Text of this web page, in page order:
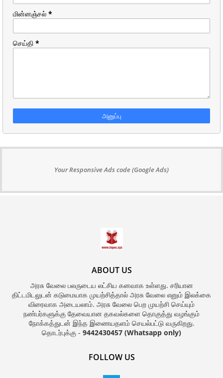
மின்னஞ்சல் *
செய்தி *
Your Responsive Ads code (Google Ads)
ABOUT US
அரசு வேலை பலருடைய லட்சிய கனவாக உள்ளது. சரியான
திட்டமிடலுடன் கடுமையாக முயற்சித்தால் அரசு வேலை எனும் இலக்கை
விரைவாக அடையலாம். அரசு வேலை பெற முயற்சி செய்யும்
நண்பர்களுக்கு தேவையான தகவல்களை தொகுத்து வழங்கும்
நோக்கத்துடன் இந்த இணையதளம் செயல்பட்டு வருகிறது.
தொடர்புக்கு - 9442430457 (Whatsapp only)
FOLLOW US